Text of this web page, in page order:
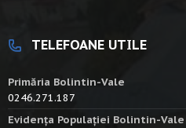
TELEFOANE UTILE
Primăria Bolintin-Vale
0246.271.187
Evidența Populației Bolintin-Vale